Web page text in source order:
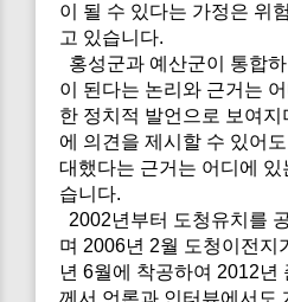
이 될 수 있다는 가정은 위
고 있습니다.
홍성군과 예산군이 통합
이 된다는 논리와 근거는
한 정치적 발언으로 보여
에 의견을 제시할 수 있어
대했다는 근거는 어디에 있
습니다.
2002년부터 도청유치를
며 2006년 2월 도청이전지
년 6월에 착공하여 2012년
께서 언론과 인터뷰에서도